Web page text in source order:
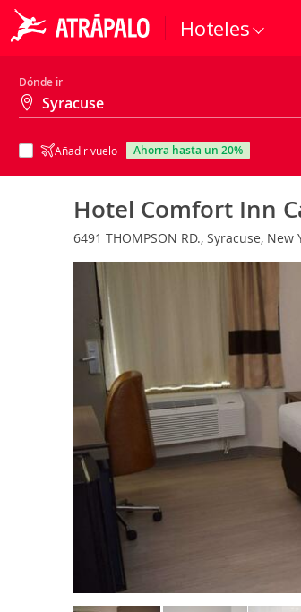
Hoteles
Dónde ir
Añadir vuelo ahorra hasta un 20%
Hotel Comfort Inn
6491 THOMPSON RD., Syracuse,